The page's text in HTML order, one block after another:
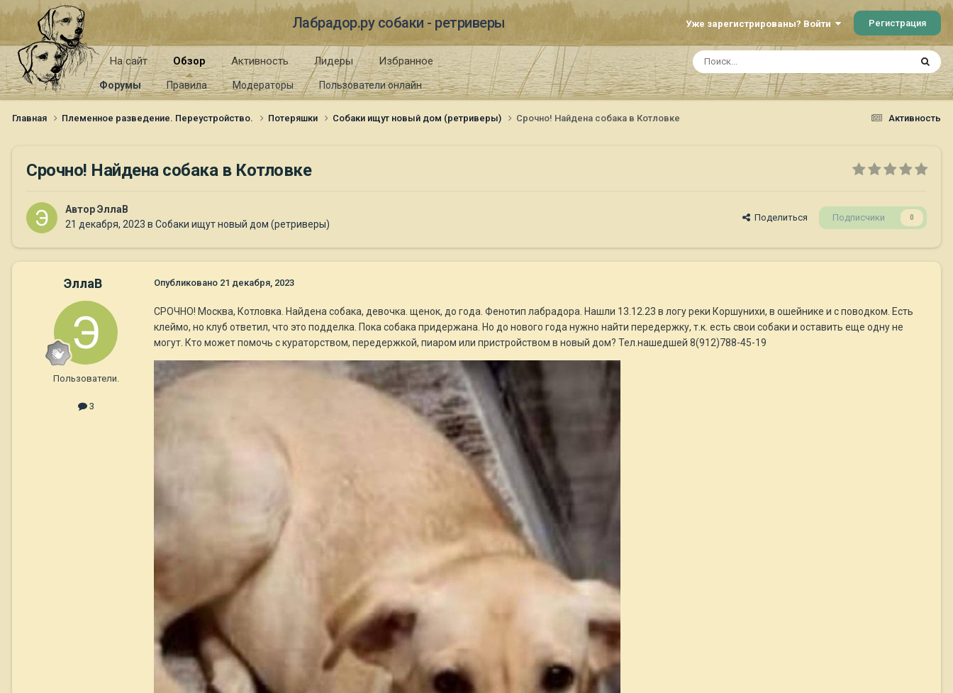
Лабрадор.ру собаки - ретриверы Уже зарегистрированы? Войти Регистрация
На сайт Обзор
Форумы Правила Модераторы Пользователи онлайн
Активность Лидеры Избранное
Активность
Главная Племенное разведение. Переустройство. Потеряшки Собаки ищут новый дом (ретриверы) Срочно! Найдена собака в Котловке
Срочно! Найдена собака в Котловке
АвторЭллаВ
21 декабря, 2023 в Собаки ищут новый дом (ретриверы)
Поделиться Подписчики 0
ЭллаВ
Пользователи.
3
Опубликовано 21 декабря, 2023
СРОЧНО! Москва, Котловка. Найдена собака, девочка. щенок, до года. Фенотип лабрадора. Нашли 13.12.23 в логу реки Коршунихи, в ошейнике и с поводком. Есть
клеймо, но клуб ответил, что это подделка. Пока собака придержана. Но до нового года нужно найти передержку, т.к. есть свои собаки и оставить еще одну не
могут. Кто может помочь с кураторством, передержкой, пиаром или пристройством в новый дом? Тел.нашедшей 8(912)788-45-19